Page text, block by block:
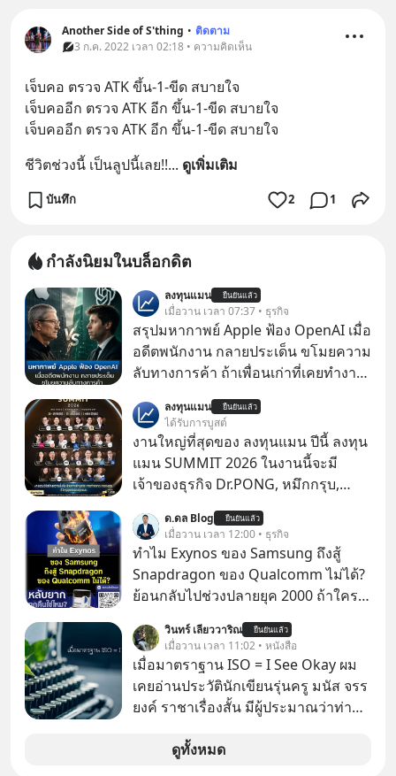
Another Side of S'thing • ติดตาม
3 ก.ค. 2022 เวลา 02:18 • ความคิดเห็น
เจ็บคอ ตรวจ ATK ขึ้น-1-ขีด สบายใจ
เจ็บคออีก ตรวจ ATK อีก ขึ้น-1-ขีด สบายใจ
เจ็บคออีก ตรวจ ATK อีก ขึ้น-1-ขีด สบายใจ
ชีวิตช่วงนี้ เป็นลูปนี้เลย!!... ดูเพิ่มเติม
บันทึก 2 1
กำลังนิยมในบล็อกดิต
ลงทุนแมน ยืนยันแล้ว
เมื่อวาน เวลา 07:37 • ธุรกิจ
สรุปมหากาพย์ Apple ฟ้อง OpenAI เมื่อ
อดีตพนักงาน กลายประเด็น ขโมยความ
ลับทางการค้า ถ้าเพื่อนเก่าที่เคยทำงาน
เก่าที่เขาเคยทำไว้ ตอนยังอยู่บริษัท
เดียวกัน
ลงทุนแมน ยืนยันแล้ว
ได้รับการบูสต์
งานใหญ่ที่สุดของ ลงทุนแมน ปีนี้ ลงทุน
แมน SUMMIT 2026 ในงานนี้จะมี
เจ้าของธุรกิจ Dr.PONG, หมึกกรุบ,
Fastwork, MizuMi, KARMART, อิชิตัน
มาแชร์ความรู้การสร้างธุรกิจ
ด.ดล Blog ยืนยันแล้ว
เมื่อวาน เวลา 12:00 • ธุรกิจ
ทำไม Exynos ของ Samsung ถึงสู้
Snapdragon ของ Qualcomm ไม่ได้?
ย้อนกลับไปช่วงปลายยุค 2000 ถ้าใคร
ถือกำลังเดือดจัดทีเดียวนะครับ
วินทร์ เลียววาริณ ยืนยันแล้ว
เมื่อวาน เวลา 11:02 • หนังสือ
เมื่อมาตราฐาน ISO = I See Okay ผม
เคยอ่านประวัตินักเขียนรุ่นครู มนัส จรร
ยงค์ ราชาเรื่องสั้น มีผู้ประมาณว่าท่าน
พันเรื่องดูทั้งหมด